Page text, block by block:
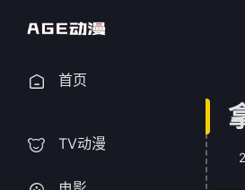
首页
TV动漫